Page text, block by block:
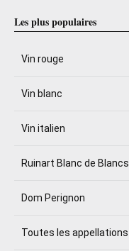
Les plus populaires
Vin rouge
Vin blanc
Vin italien
Ruinart Blanc de Blancs
Dom Perignon
Toutes les appellations